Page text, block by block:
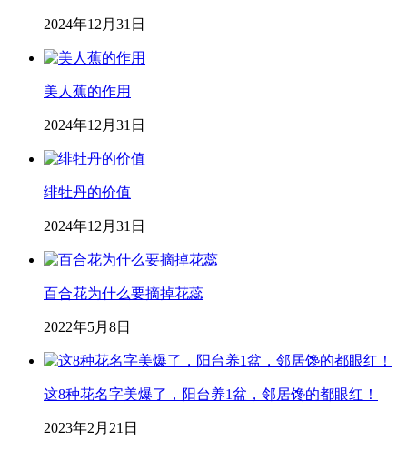
2024年12月31日
美人蕉的作用
2024年12月31日
绯牡丹的价值
2024年12月31日
百合花为什么要摘掉花蕊
2022年5月8日
这8种花名字美爆了，阳台养1盆，邻居馋的都眼红！
2023年2月21日